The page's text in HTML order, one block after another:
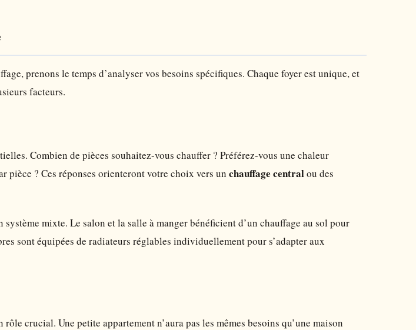
prenons le temps d’analyser vos besoins spécifiques. Chaque foyer est unique, et
facteurs.
Combien de pièces souhaitez-vous chauffer ? Préférez-vous une chaleur
pièce ? Ces réponses orienteront votre choix vers un chauffage centralou des
mixte. Le salon et la salle à manger bénéficient d’un chauffage au sol pour
sont équipées de radiateurs réglables individuellement pour s’adapter aux
crucial. Une petite appartement n’aura pas les mêmes besoins qu’une maison